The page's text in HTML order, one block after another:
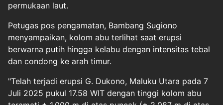
permukaan laut.
Petugas pos pengamatan, Bambang Sugiono
menyampaikan, kolom abu terlihat saat erupsi
berwarna putih hingga kelabu dengan intensitas tebal
dan condong ke arah timur.
"Telah terjadi erupsi G. Dukono, Maluku Utara pada 7
Juli 2025 pukul 17.58 WIT dengan tinggi kolom abu